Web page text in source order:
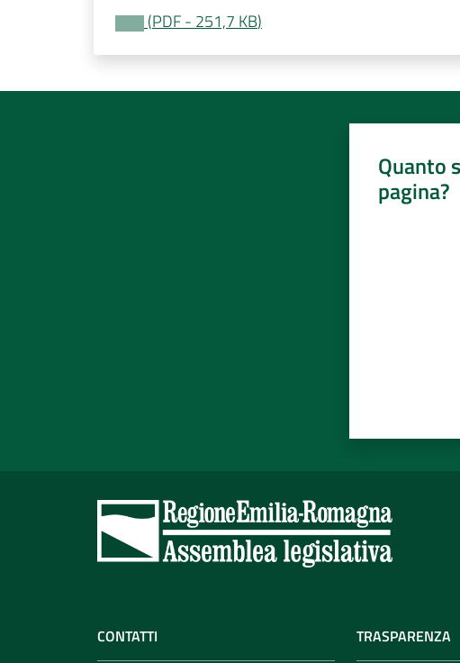
(PDF- 251,7 KB)
Quanto
pagina?
CONTATTI TRASPARENZA